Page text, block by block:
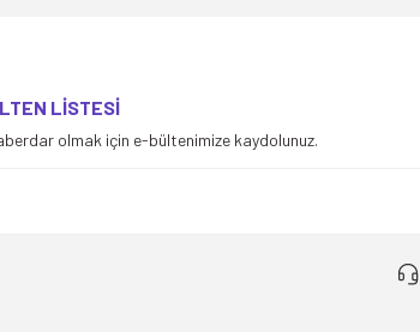
LİSTESİ
olmak için e-bültenimize kaydolunuz.